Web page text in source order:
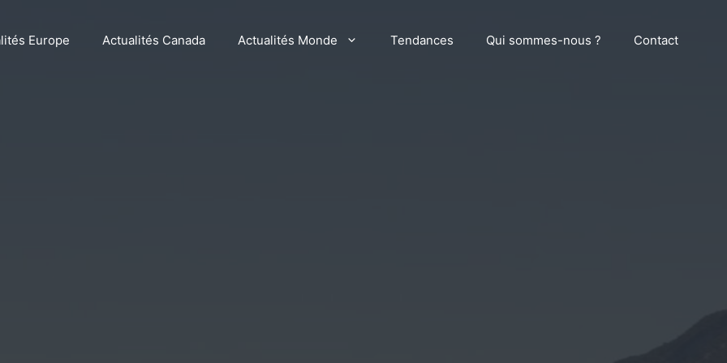
Europe Actualités Canada Actualités Monde Tendances Qui sommes-nous ? Contact